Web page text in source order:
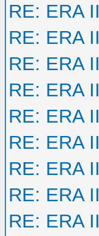
RE: ERA II
RE: ERA II
RE: ERA II
RE: ERA II
RE: ERA II
RE: ERA II
RE: ERA II
RE: ERA II
RE: ERA II